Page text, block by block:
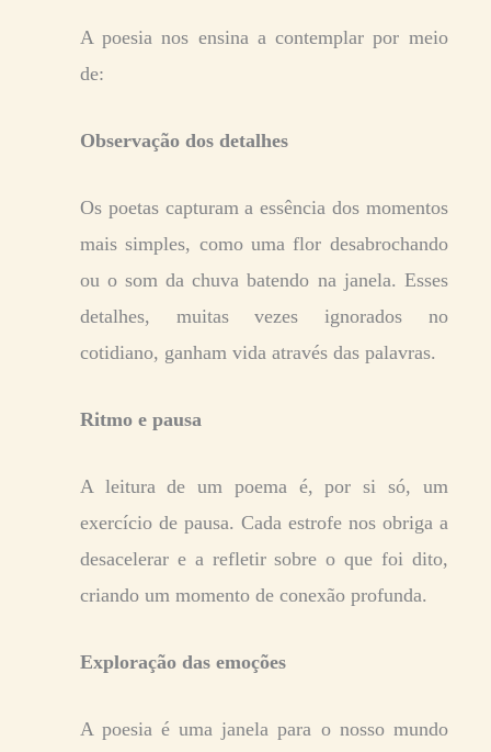
A poesia nos ensina a contemplar por meio
de:
Observação dos detalhes
Os poetas capturam a essência dos momentos
mais simples, como uma flor desabrochando
ou o som da chuva batendo na janela. Esses
detalhes, muitas vezes ignorados no
cotidiano, ganham vida através das palavras.
Ritmo e pausa
A leitura de um poema é, por si só, um
exercício de pausa. Cada estrofe nos obriga a
desacelerar e a refletir sobre o que foi dito,
criando um momento de conexão profunda.
Exploração das emoções
A poesia é uma janela para o nosso mundo